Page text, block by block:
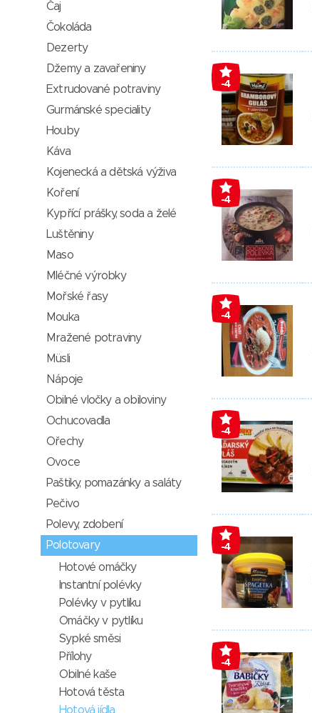
-4
-4
-4
-4
-4
-4
Čaj
Čokoláda
Dezerty
Džemy a zavařeniny
Extrudované potraviny
Gurmánské speciality
Houby
Káva
Kojenecká a dětská výživa
Koření
Kypřící prášky, soda a želé
Luštěniny
Maso
Mléčné výrobky
Mořské řasy
Mouka
Mražené potraviny
Müsli
Nápoje
Obilné vločky a obiloviny
Ochucovadla
Ořechy
Ovoce
Paštiky, pomazánky a saláty
Pečivo
Polevy, zdobení
Polotovary
Hotové omáčky
Instantní polévky
Polévky v pytlíku
Omáčky v pytlíku
Sypké směsi
Přílohy
Obilné kaše
Hotová těsta
Hotová jídla